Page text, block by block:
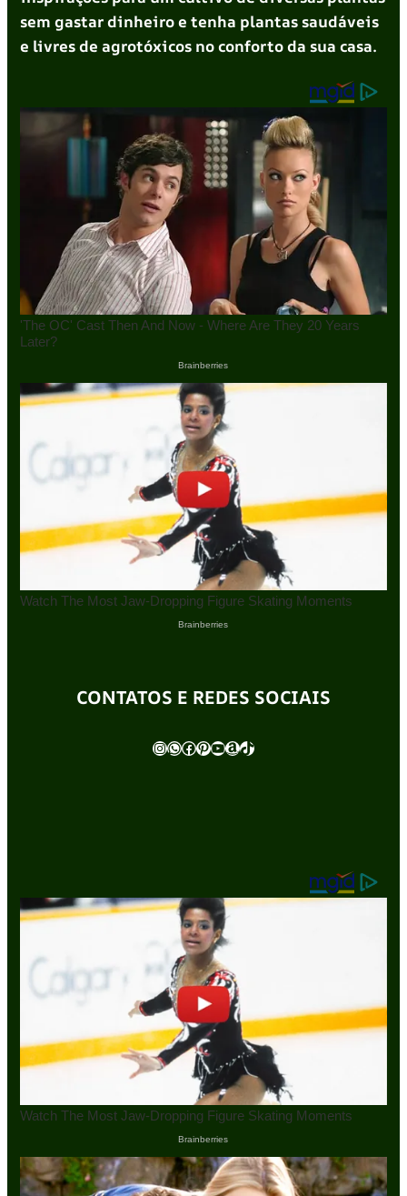
sem gastar dinheiro e tenha plantas saudáveis
e livres de agrotóxicos no conforto da sua casa.
CONTATOS E REDES SOCIAIS
InstagramWhatsApp Facebook Pinterest Youtube Amazon TikTok